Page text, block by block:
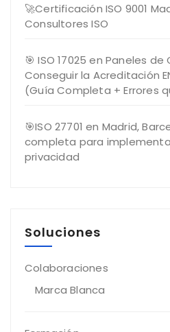
🚀Certificación ISO 9001
Consultores ISO
🎯 ISO 17025 en Paneles
Conseguir la Acreditación
(Guía Completa + Errores
🎯ISO 27701 en Madrid,
completa para
privacidad
Soluciones
Colaboraciones
Marca Blanca